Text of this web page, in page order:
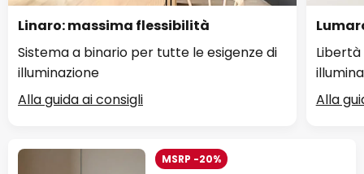
Linaro: massima flessibilità
Sistema a binario per tutte le esigenze di
illuminazione
Alla guida ai consigli
Libertà
Alla
MSRP -20%